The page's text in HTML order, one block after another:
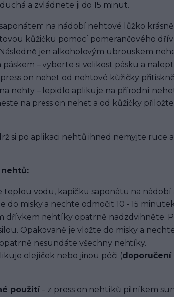
a zvládnete ji do 15 minut.
na nádobí nehtové lůžko
kůžičku pomocí pomerančového
jen alkoholovým ubrouskem
– vyberte si velikost pásku a
on nehet od nehtové kůžičky
nehty – lepidlo aplikuje na přírodní
na press on nehet a od kůžičky
si po aplikaci nehtů ihned nemyjte ruce
teplou vodu, kapičku saponátu na nádobí
do misky a nechte odmočit 10 - 15
dřívkem nehtíky opatrně nadzdvihněte.
Opakovaně je vložte do misky a
nesundáte všechny nehtíky.
olejíček nebo jinou péči (doporučení
použití – z press on nehtíků pilníkem